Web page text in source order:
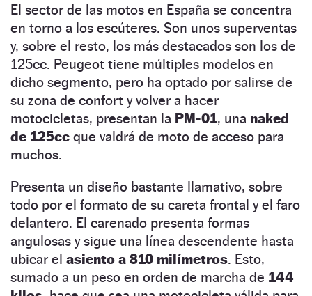
El sector de las motos en España se concentra
en torno a los escúteres. Son unos superventas
y, sobre el resto, los más destacados son los de
125cc. Peugeot tiene múltiples modelos en
dicho segmento, pero ha optado por salirse de
su zona de confort y volver a hacer
motocicletas, presentan la PM-01, una naked
de 125cc que valdrá de moto de acceso para
muchos.
Presenta un diseño bastante llamativo, sobre
todo por el formato de su careta frontal y el faro
delantero. El carenado presenta formas
angulosas y sigue una línea descendente hasta
ubicar el asiento a 810 milímetros. Esto,
sumado a un peso en orden de marcha de 144